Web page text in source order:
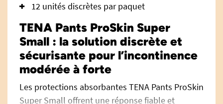
12 unités discrètes par paquet
TENA Pants ProSkin Super
Small : la solution discrète et
sécurisante pour l’incontinence
modérée à forte
Les protections absorbantes TENA Pants ProSkin
Super Small offrent une réponse fiable et